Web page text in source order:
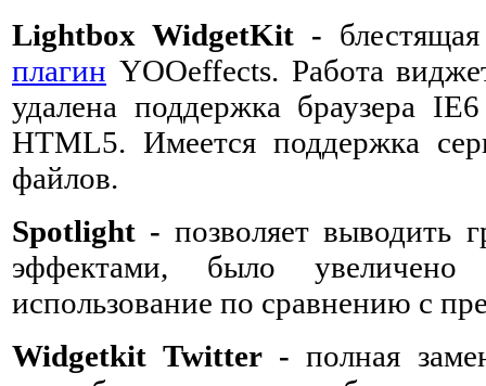
Lightbox WidgetKit -
плагин YOOeffects. Работа
удалена поддержка браузера
HTML5. Имеется поддержка
файлов.
Spotlight -позволяет
эффектами, было
использование по сравнению с
Widgetkit Twitter -полная